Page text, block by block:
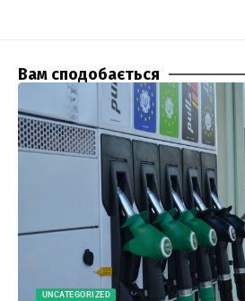
Вам сподобається
UNCATEGORIZED